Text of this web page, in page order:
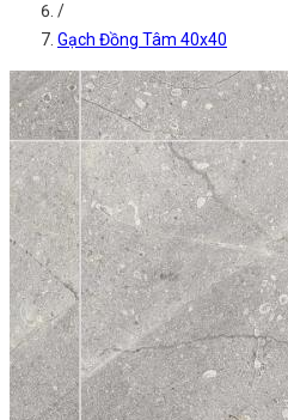
/
Gạch Đồng Tâm 40x40